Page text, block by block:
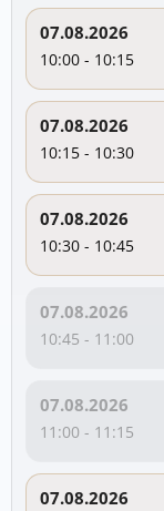
07.08.2026
10:00 - 10:15
07.08.2026
10:15 - 10:30
07.08.2026
10:30 - 10:45
07.08.2026
10:45 - 11:00
07.08.2026
11:00 - 11:15
07.08.2026